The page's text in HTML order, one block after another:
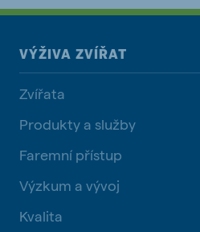
VÝŽIVA ZVÍŘAT
Zvířata
Produkty a služby
Faremní přístup
Výzkum a vývoj
Kvalita